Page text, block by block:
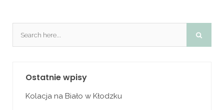
Ostatnie wpisy
Kolacja na Biało w Kłodzku